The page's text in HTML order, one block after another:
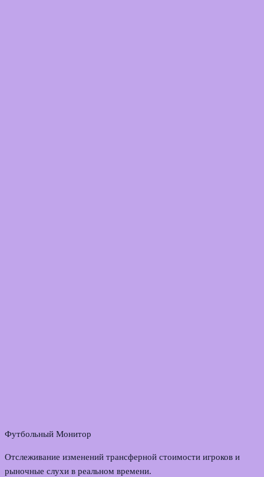
Футбольный Монитор
Отслеживание изменений трансферной стоимости игроков и
рыночные слухи в реальном времени.